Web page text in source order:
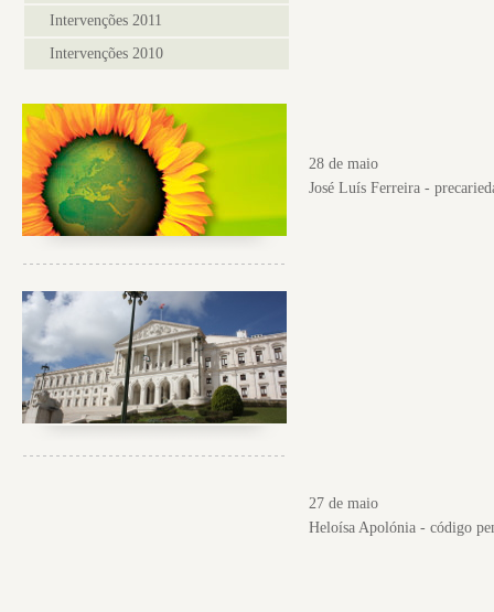
Intervenções 2011
Intervenções 2010
28 de maio
José Luís Ferreira -
27 de maio
Heloísa Apolónia - código